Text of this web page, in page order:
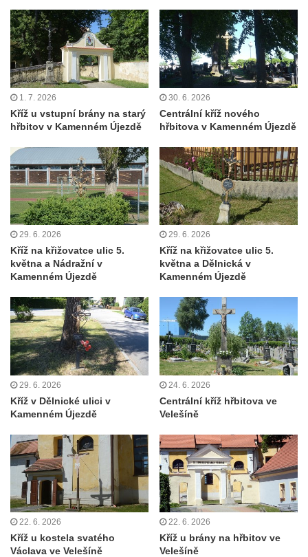
Rychnově u Jablonce nad Nisou
Kříž u domu čp. 23 v Pulečném
Kříž u rozcestí u domu čp. 53 v Maršovicích
Centrální kříž hřbitova v Krásné u Pěnčína
Boží muka v zámeckém parku Dolního
zámku v Teplicích nad Metují
Kříž na náměstí Aloise Jiráska v Teplicích
nad Metují
Kříž před kostelem Panny Marie Pomocné v
Teplicích nad Metují
Kříž na hřbitově v Teplicích nad Metují
Boží muka nad pramenem U svatého
Antoníčka v Teplicích nad Metují
Polici nad Metují
Pánův kříž v Broumovských stěnách
Machovský kříž v Broumovských stěnách
Kříž u domu čp. 113 na Vlčí Hoře
Kříž pod domem čp. 177 na Vlčí Hoře
Centrální kříž hřbitova Vlčí Hora
Kříž u domu čp. 128 na Vlčí Hoře
Kříž u domu čp. 79 v ulici Salmovská ve
Velkém Šenově
Kříž naproti domu čp. 23 v ulici Salmovská
ve Velkém Šenově
Kříž u kostela svatého Jana Křtitele v
Teplicích
1. 7. 2026
Kříž u vstupní brány na starý
hřbitov v Kamenném Újezdě
30. 6. 2026
Centrální kříž nového
hřbitova v Kamenném Újezdě
29. 6. 2026
Kříž na křižovatce ulic 5.
května a Nádražní v
Kamenném Újezdě
29. 6. 2026
Kříž na křižovatce ulic 5.
května a Dělnická v
Kamenném Újezdě
29. 6. 2026
Kříž v Dělnické ulici v
Kamenném Újezdě
24. 6. 2026
Centrální kříž hřbitova ve
Velešíně
22. 6. 2026
Kříž u kostela svatého
Václava ve Velešíně
22. 6. 2026
Kříž u brány na hřbitov ve
Velešíně